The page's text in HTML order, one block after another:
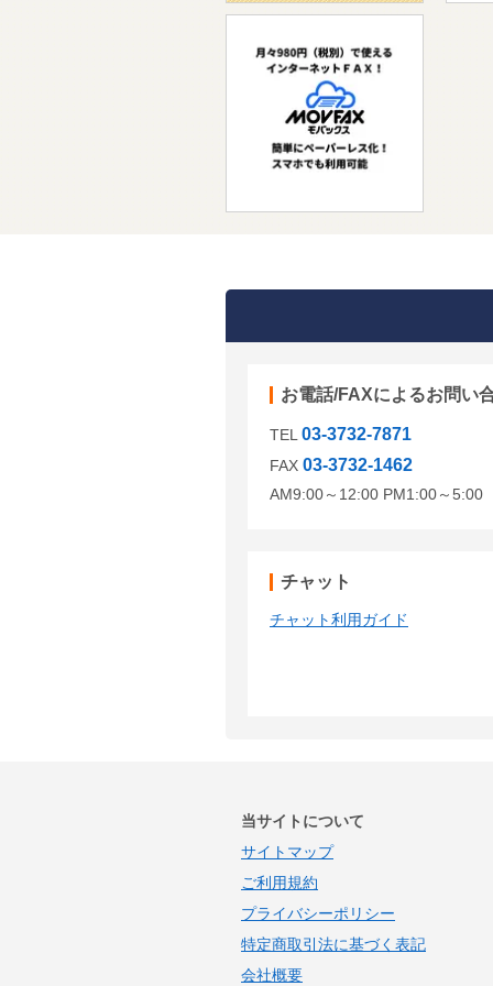
お電話/FAXによるお問い
TEL 03-3732-7871
FAX 03-3732-1462
AM9:00～12:00 PM1:00～5:00
チャット
チャット利用ガイド
当サイトについて
サイトマップ
ご利用規約
プライバシーポリシー
特定商取引法に基づく表記
会社概要